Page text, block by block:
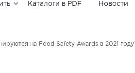
Каталоги в PDF Новости
на Food Safety Awards в 2021